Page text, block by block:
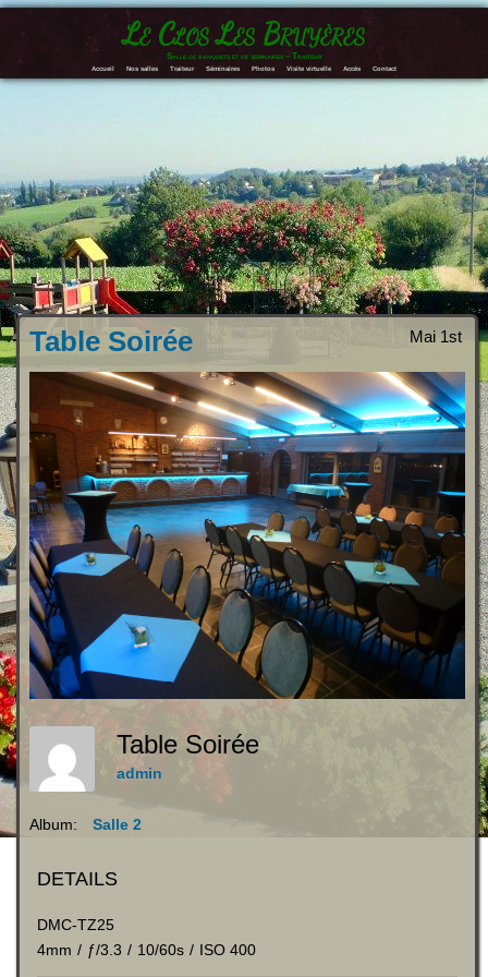
Le Clos Les Bruyères
Salle de banquets et de séminaires – Traiteur
Accueil Nos salles Traiteur Séminaires Photos Visite virtuelle Accès Contact
Mai 1st
Table Soirée
Table Soirée
admin
Album: Salle 2
DETAILS
DMC-TZ25
4mm / ƒ/3.3 / 10/60s / ISO 400